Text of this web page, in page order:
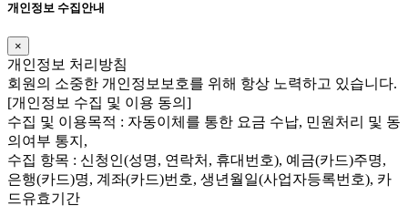
개인정보 수집안내
×
개인정보 처리방침
회원의 소중한 개인정보보호를 위해 항상 노력하고 있습니다.
[개인정보 수집 및 이용 동의]
수집 및 이용목적 : 자동이체를 통한 요금 수납, 민원처리 및 동
의여부 통지,
수집 항목 : 신청인(성명, 연락처, 휴대번호), 예금(카드)주명,
은행(카드)명, 계좌(카드)번호, 생년월일(사업자등록번호), 카
드유효기간